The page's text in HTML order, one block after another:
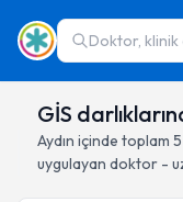
Doktor, klinik
GİS
Aydın içinde toplam 5
uygulayan doktor -